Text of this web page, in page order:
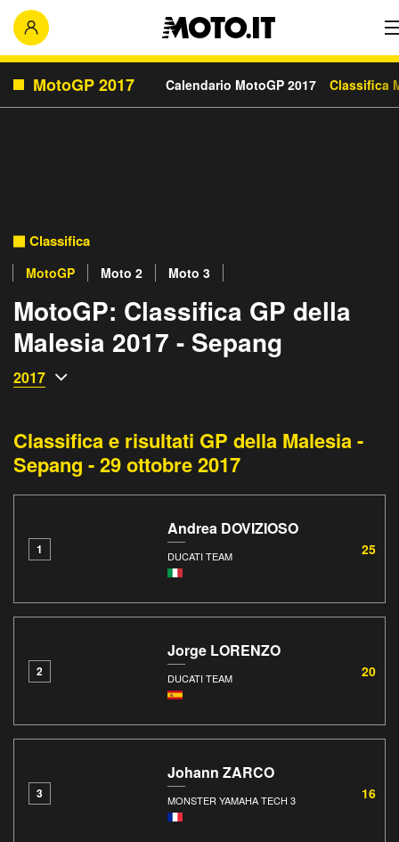
MotoGP 2017 Calendario MotoGP 2017 Classifica
Classifica
MotoGP Moto 2 Moto 3
MotoGP: Classifica GP della
Malesia 2017 - Sepang
2017
Classifica e risultati GP della Malesia -
Sepang - 29 ottobre 2017
1
Andrea DOVIZIOSO
DUCATI TEAM 25
2
Jorge LORENZO
DUCATI TEAM 20
3
Johann ZARCO
MONSTER YAMAHA TECH 3 16